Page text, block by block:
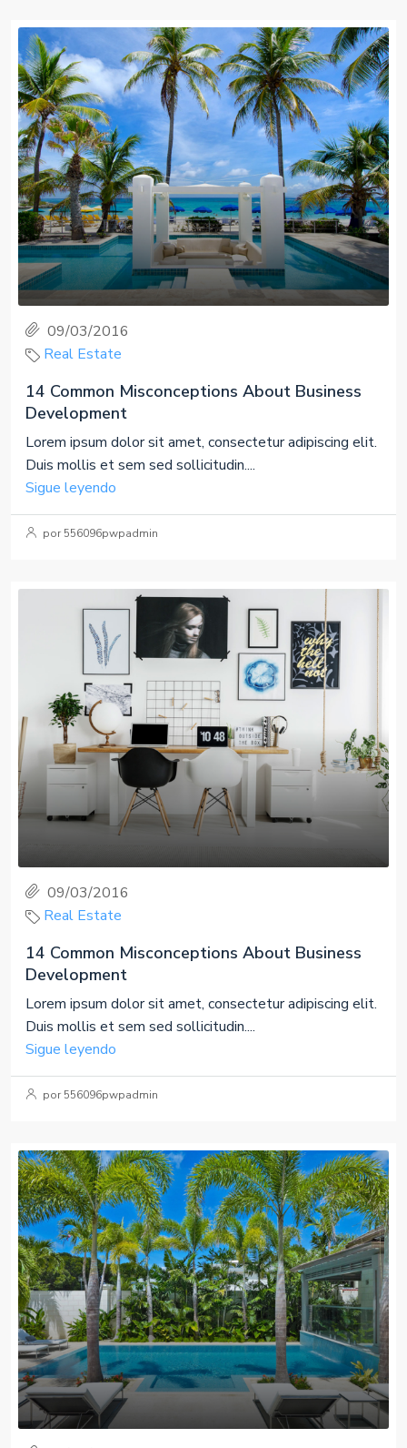
09/03/2016
Real Estate
14 Common Misconceptions About Business
Development
Lorem ipsum dolor sit amet, consectetur adipiscing elit.
Duis mollis et sem sed sollicitudin....
Sigue leyendo
por 556096pwpadmin
09/03/2016
Real Estate
14 Common Misconceptions About Business
Development
Lorem ipsum dolor sit amet, consectetur adipiscing elit.
Duis mollis et sem sed sollicitudin....
Sigue leyendo
por 556096pwpadmin